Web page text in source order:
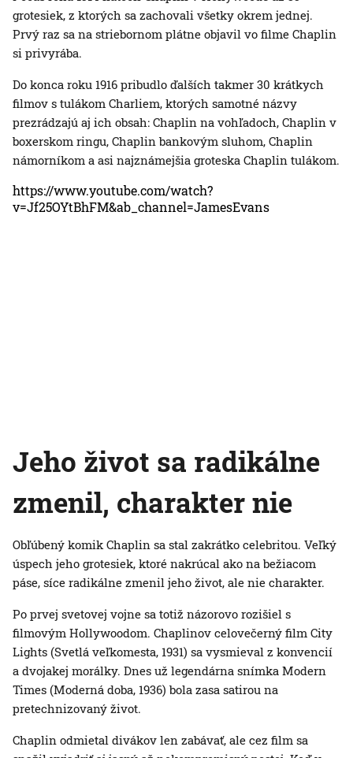
grotesiek, z ktorých sa zachovali všetky okrem jednej.
Prvý raz sa na striebornom plátne objavil vo filme Chaplin
si privyrába.
Do konca roku 1916 pribudlo ďalších takmer 30 krátkych
filmov s tulákom Charliem, ktorých samotné názvy
prezrádzajú aj ich obsah: Chaplin na vohľadoch, Chaplin v
boxerskom ringu, Chaplin bankovým sluhom, Chaplin
námorníkom a asi najznámejšia groteska Chaplin tulákom.
https://www.youtube.com/watch?
v=Jf25OYtBhFM&ab_channel=JamesEvans
Jeho život sa radikálne
zmenil, charakter nie
Obľúbený komik Chaplin sa stal zakrátko celebritou. Veľký
úspech jeho grotesiek, ktoré nakrúcal ako na bežiacom
páse, síce radikálne zmenil jeho život, ale nie charakter.
Po prvej svetovej vojne sa totiž názorovo rozišiel s
filmovým Hollywoodom. Chaplinov celovečerný film City
Lights (Svetlá veľkomesta, 1931) sa vysmieval z konvencií
a dvojakej morálky. Dnes už legendárna snímka Modern
Times (Moderná doba, 1936) bola zasa satirou na
pretechnizovaný život.
Chaplin odmietal divákov len zabávať, ale cez film sa